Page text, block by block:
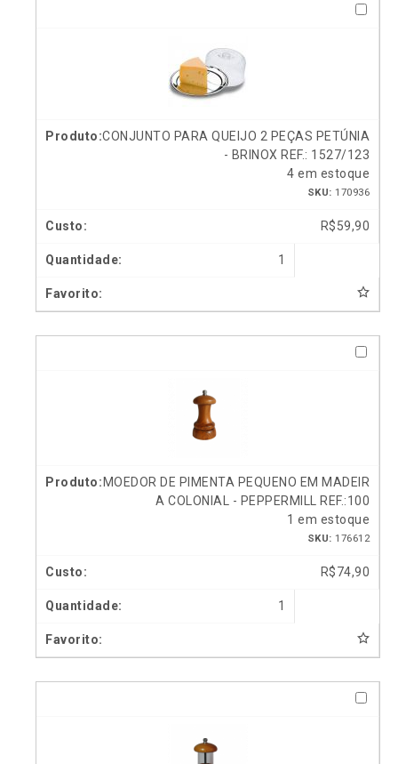
CONJUNTO PARA QUEIJO 2 PEÇAS PETÚNIA
- BRINOX REF.: 1527/123
4 em estoque
SKU: 170936
R$59,90
1
MOEDOR DE PIMENTA PEQUENO EM MADEIR
A COLONIAL - PEPPERMILL REF.:100
1 em estoque
SKU: 176612
R$74,90
1